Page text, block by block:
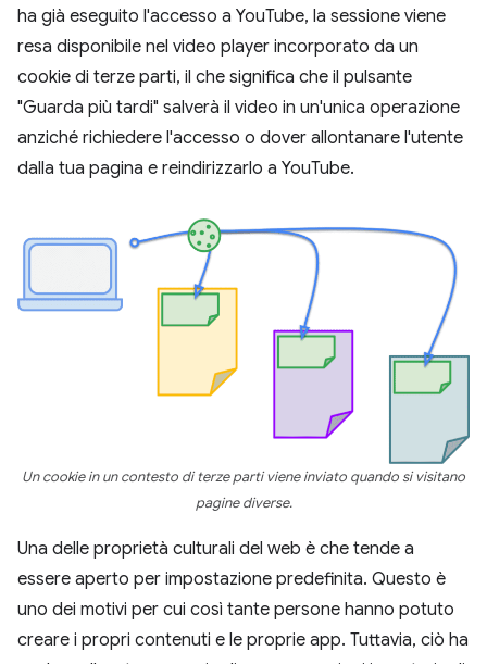
ha già eseguito l'accesso a YouTube, la sessione viene
resa disponibile nel video player incorporato da un
cookie di terze parti, il che significa che il pulsante
"Guarda più tardi" salverà il video in un'unica operazione
anziché richiedere l'accesso o dover allontanare l'utente
dalla tua pagina e reindirizzarlo a YouTube.
Un cookie in un contesto di terze parti viene inviato quando si visitano
pagine diverse.
Una delle proprietà culturali del web è che tende a
essere aperto per impostazione predefinita. Questo è
uno dei motivi per cui così tante persone hanno potuto
creare i propri contenuti e le proprie app. Tuttavia, ciò ha